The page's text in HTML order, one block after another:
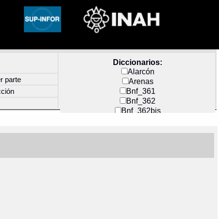
Diccionarios:
Alarcón
Arenas
Bnf_361
Bnf_362
Bnf_362bis
Docs_México
parte